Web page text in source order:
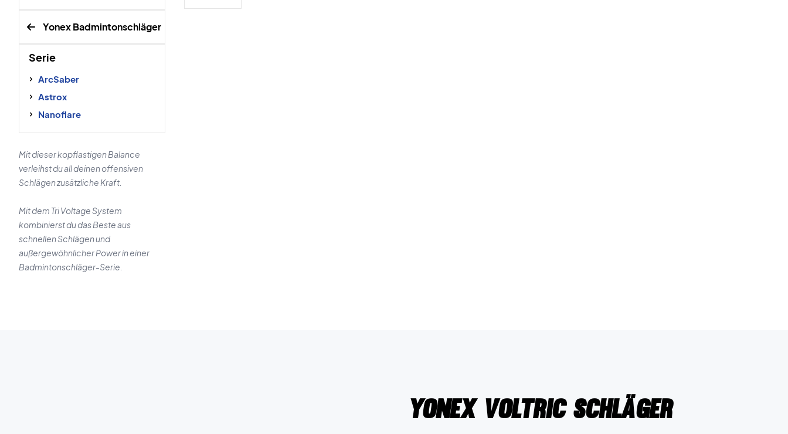
Yonex Badmintonschläger
Serie
ArcSaber
Astrox
Nanoflare
Mit dieser kopflastigen Balance
verleihst du all deinen offensiven
Schlägen zusätzliche Kraft.
Mit dem Tri Voltage System
kombinierst du das Beste aus
schnellen Schlägen und
außergewöhnlicher Power in einer
Badmintonschläger-Serie.
Yonex Voltric Schläger